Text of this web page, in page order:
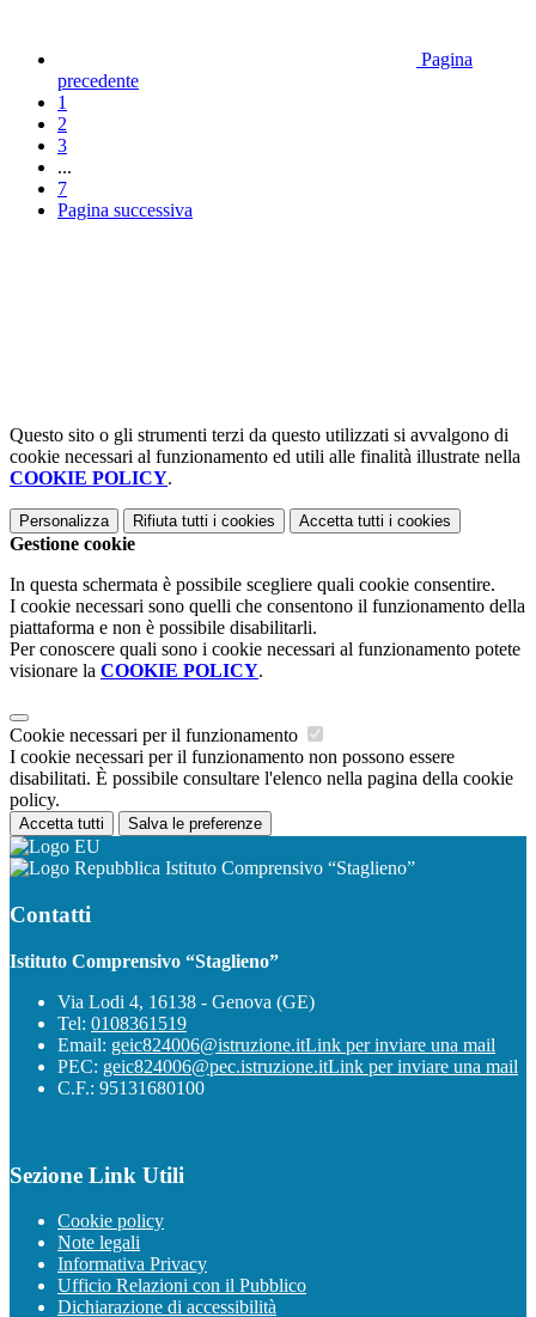
Pagina
precedente
1
2
3
...
7
Pagina successiva
Questo sito o gli strumenti terzi da questo utilizzati si avvalgono di
cookie necessari al funzionamento ed utili alle finalità illustrate nella
COOKIE POLICY.
Personalizza Rifiuta tutti i cookies Accetta tutti i cookies
Gestione cookie
In questa schermata è possibile scegliere quali cookie consentire.
I cookie necessari sono quelli che consentono il funzionamento della
piattaforma e non è possibile disabilitarli.
Per conoscere quali sono i cookie necessari al funzionamento potete
visionare la COOKIE POLICY.
Cookie necessari per il funzionamento
I cookie necessari per il funzionamento non possono essere
disabilitati. È possibile consultare l'elenco nella pagina della cookie
policy.
Accetta tutti Salva le preferenze
Istituto Comprensivo “Staglieno”
Contatti
Istituto Comprensivo “Staglieno”
Via Lodi 4, 16138 - Genova (GE)
Tel: 0108361519
Email: geic824006@istruzione.itLink per inviare una mail
PEC: geic824006@pec.istruzione.itLink per inviare una mail
C.F.: 95131680100
Sezione Link Utili
Cookie policy
Note legali
Informativa Privacy
Ufficio Relazioni con il Pubblico
Dichiarazione di accessibilità